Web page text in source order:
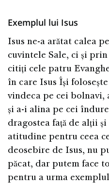
Exemplul lui Isus
Isus ne-a arătat calea
cuvintele Sale, ci și
citiți cele patru
în care Isus Își
vindeca pe cei bolnavi,
și a-i alina pe cei
dragostea față de alții și
atitudine pentru ceea
deosebire de Isus, nu
păcat, dar putem face
pentru a urma